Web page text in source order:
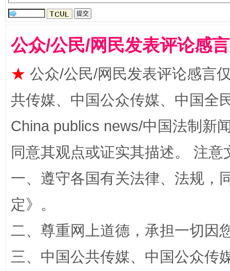
阿坝州三大球赛在茂县开幕 规模
公众/公民/网民发表评论感
★ 公众/公民/网民发表评论感言
共传媒、中国公众传媒、中国全
China publics news/中国法制新
同意其观点或证实其描述。 注
一、遵守各国有关法律、法规，
定》。
二、尊重网上道德，承担一切因
三、中国公共传媒、中国公众传